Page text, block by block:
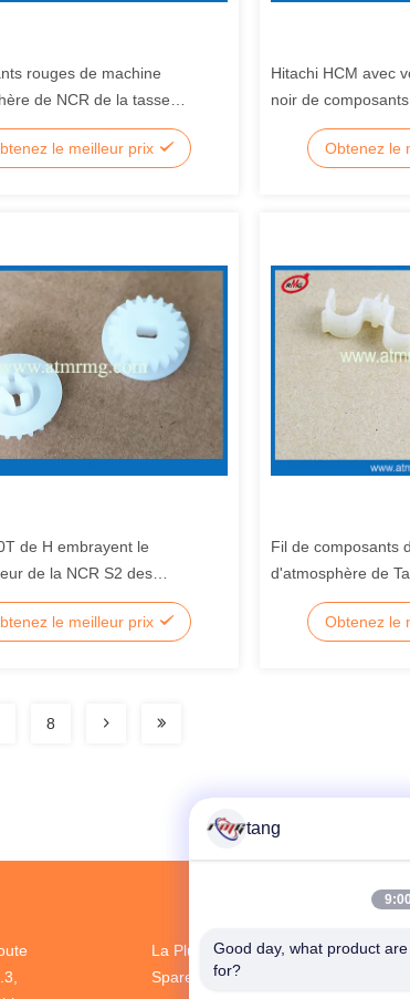
rouges de machine
de NCR de la tasse
d'aspiration de la NCR S2
le meilleur prix
Hitachi HCM avec
noir de
d'atmosphère
Obtenez le
de H embrayent le
de la NCR S2 des
3*5mm de machine
le meilleur prix
Fil de composants
d'atmosphère de
NMD100 A004755
Obtenez le
8
La Plus Grande R & D Et La
Spare Parts Fournisseur En Chine
tang
Good day, what product
for?